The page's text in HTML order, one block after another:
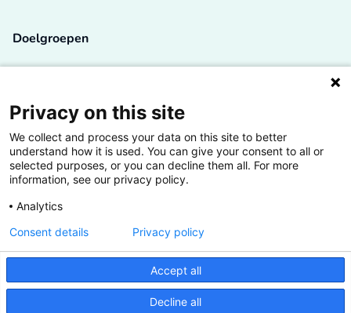
Doelgroepen
Lectoren en onderzoekers
Bedrijven
Hogescholen
De grootste kennisbank van het HBO
Inspiratie op jouw vakgebied
Privacy on this site
We collect and process your data on this site to better
understand how it is used. You can give your consent to all or
selected purposes, or you can decline them all. For more
information, see our privacy policy.
Analytics
Accept all
Decline all
Consent details Privacy policy